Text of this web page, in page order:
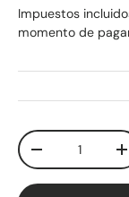
Impuestos
momento de
Cant.
Disminuir